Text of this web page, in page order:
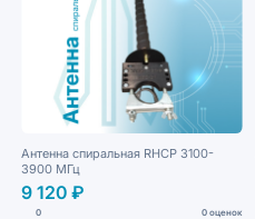
Антенна спиральная RHCP 3100-
3900 МГц
9 120 ₽
0 0 оценок